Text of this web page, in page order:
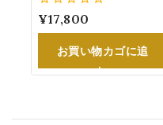
性 誕生日 プレゼント
オーロラ
0
5
¥17,800
お買い物カゴに追
加